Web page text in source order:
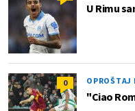
U Rimu
0 OPROŠTAJ
"Ciao